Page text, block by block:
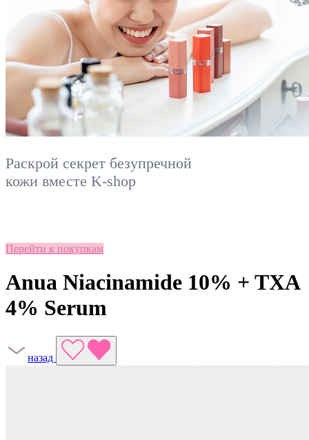
Раскрой секрет безупречной
кожи вместе K-shop
Перейти к покупкам
Anua Niacinamide 10% + TXA
4% Serum
назад